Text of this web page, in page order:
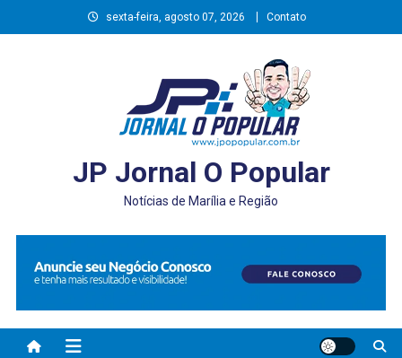
to
sexta-feira, agosto 07, 2026 Contato
JP Jornal O Popular
Notícias de Marília e Região